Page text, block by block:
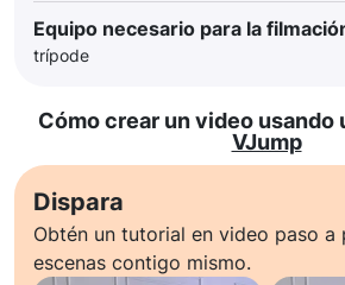
Equipo necesario para la
trípode
Cómo crear un video usando
VJump
Dispara
Obtén un tutorial en video paso a
escenas contigo mismo.